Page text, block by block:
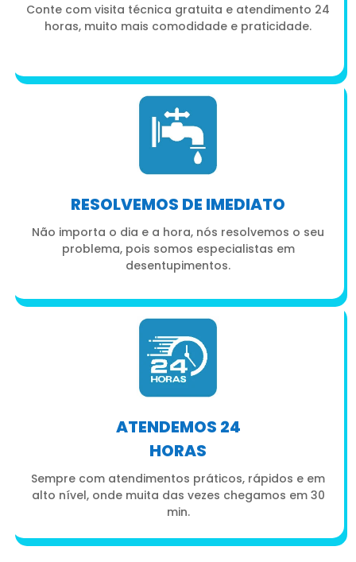
Conte com visita técnica gratuita e atendimento 24
horas, muito mais comodidade e praticidade.
RESOLVEMOS DE IMEDIATO
Não importa o dia e a hora, nós resolvemos o seu
problema, pois somos especialistas em
desentupimentos.
ATENDEMOS 24
HORAS
Sempre com atendimentos práticos, rápidos e em
alto nível, onde muita das vezes chegamos em 30
min.